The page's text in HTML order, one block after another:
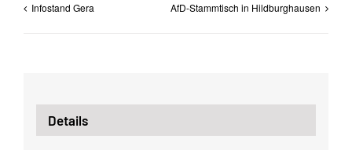
Infostand Gera AfD-Stammtisch in Hildburghausen
Details